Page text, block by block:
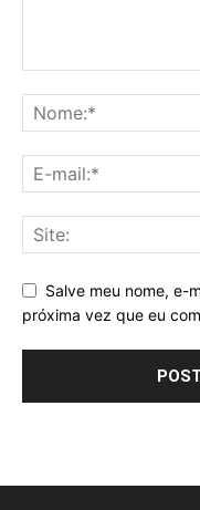
Salve meu nome, e-
próxima vez que eu